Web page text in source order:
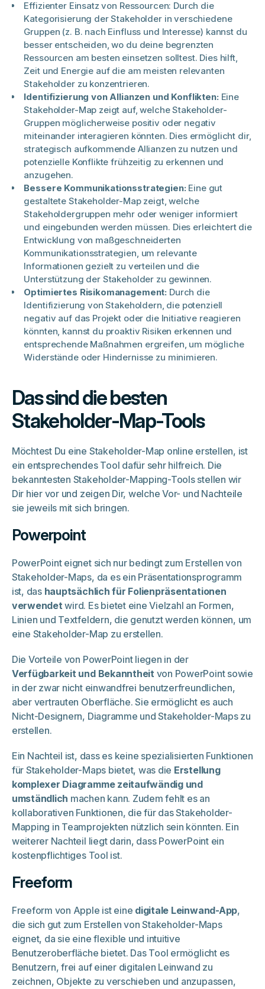
Effizienter Einsatz von Ressourcen: Durch die
Kategorisierung der Stakeholder in verschiedene
Gruppen (z. B. nach Einfluss und Interesse) kannst du
besser entscheiden, wo du deine begrenzten
Ressourcen am besten einsetzen solltest. Dies hilft,
Zeit und Energie auf die am meisten relevanten
Stakeholder zu konzentrieren.
Identifizierung von Allianzen und Konflikten: Eine
Stakeholder-Map zeigt auf, welche Stakeholder-
Gruppen möglicherweise positiv oder negativ
miteinander interagieren könnten. Dies ermöglicht dir,
strategisch aufkommende Allianzen zu nutzen und
potenzielle Konflikte frühzeitig zu erkennen und
anzugehen.
Bessere Kommunikationsstrategien: Eine gut
gestaltete Stakeholder-Map zeigt, welche
Stakeholdergruppen mehr oder weniger informiert
und eingebunden werden müssen. Dies erleichtert die
Entwicklung von maßgeschneiderten
Kommunikationsstrategien, um relevante
Informationen gezielt zu verteilen und die
Unterstützung der Stakeholder zu gewinnen.
Optimiertes Risikomanagement: Durch die
Identifizierung von Stakeholdern, die potenziell
negativ auf das Projekt oder die Initiative reagieren
könnten, kannst du proaktiv Risiken erkennen und
entsprechende Maßnahmen ergreifen, um mögliche
Widerstände oder Hindernisse zu minimieren.
Das sind die besten
Stakeholder-Map-Tools
Möchtest Du eine Stakeholder-Map online erstellen, ist
ein entsprechendes Tool dafür sehr hilfreich. Die
bekanntesten Stakeholder-Mapping-Tools stellen wir
Dir hier vor und zeigen Dir, welche Vor- und Nachteile
sie jeweils mit sich bringen.
Powerpoint
PowerPoint eignet sich nur bedingt zum Erstellen von
Stakeholder-Maps, da es ein Präsentationsprogramm
ist, dashauptsächlich für Folienpräsentationen
verwendet wird. Es bietet eine Vielzahl an Formen,
Linien und Textfeldern, die genutzt werden können, um
eine Stakeholder-Map zu erstellen.
Die Vorteile von PowerPoint liegen in der
Verfügbarkeit und Bekanntheit von PowerPoint sowie
in der zwar nicht einwandfrei benutzerfreundlichen,
aber vertrauten Oberfläche. Sie ermöglicht es auch
Nicht-Designern, Diagramme und Stakeholder-Maps zu
erstellen.
Ein Nachteil ist, dass es keine spezialisierten Funktionen
für Stakeholder-Maps bietet, was die Erstellung
komplexer Diagramme zeitaufwändig und
umständlich machen kann. Zudem fehlt es an
kollaborativen Funktionen, die für das Stakeholder-
Mapping in Teamprojekten nützlich sein könnten. Ein
weiterer Nachteil liegt darin, dass PowerPoint ein
kostenpflichtiges Tool ist.
Freeform
Freeform von Apple ist eine digitale Leinwand-App,
die sich gut zum Erstellen von Stakeholder-Maps
eignet, da sie eine flexible und intuitive
Benutzeroberfläche bietet. Das Tool ermöglicht es
Benutzern, frei auf einer digitalen Leinwand zu
zeichnen, Objekte zu verschieben und anzupassen,